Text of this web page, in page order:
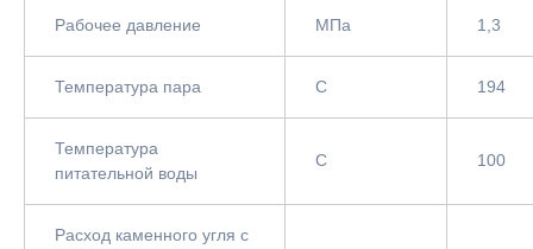
Рабочее давление МПа 1,3
Температура пара С 194
Температура
питательной воды
С 100
Расход каменного угля с